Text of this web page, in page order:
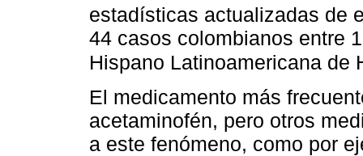
estadísticas actualizadas de
44 casos colombianos entre
Hispano Latinoamericana de
El medicamento más
acetaminofén, pero otros
a este fenómeno, como por